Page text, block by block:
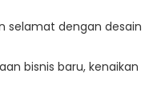
selamat dengan desain
bisnis baru, kenaikan